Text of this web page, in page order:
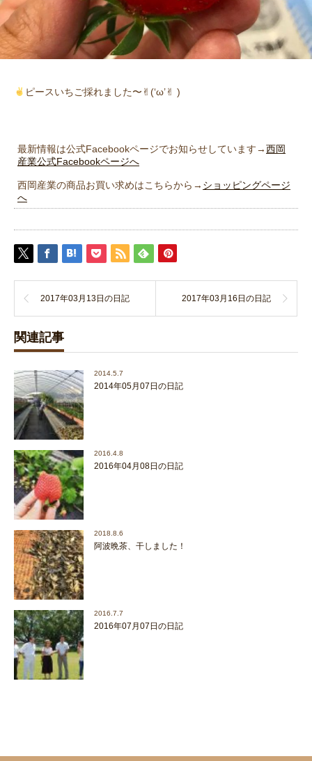
ピースいちご採れました〜✌︎(‘ω’✌︎ )
最新情報は公式Facebookページでお知らせしています→西岡
産業公式Facebookページへ
西岡産業の商品お買い求めはこちらから→ ショッピングページ
へ
2017年03月13日の日記 2017年03月16日の日記
関連記事
2014.5.7
2014年05月07日の日記
2016.4.8
2016年04月08日の日記
2018.8.6
阿波晩茶、干しました！
2016.7.7
2016年07月07日の日記